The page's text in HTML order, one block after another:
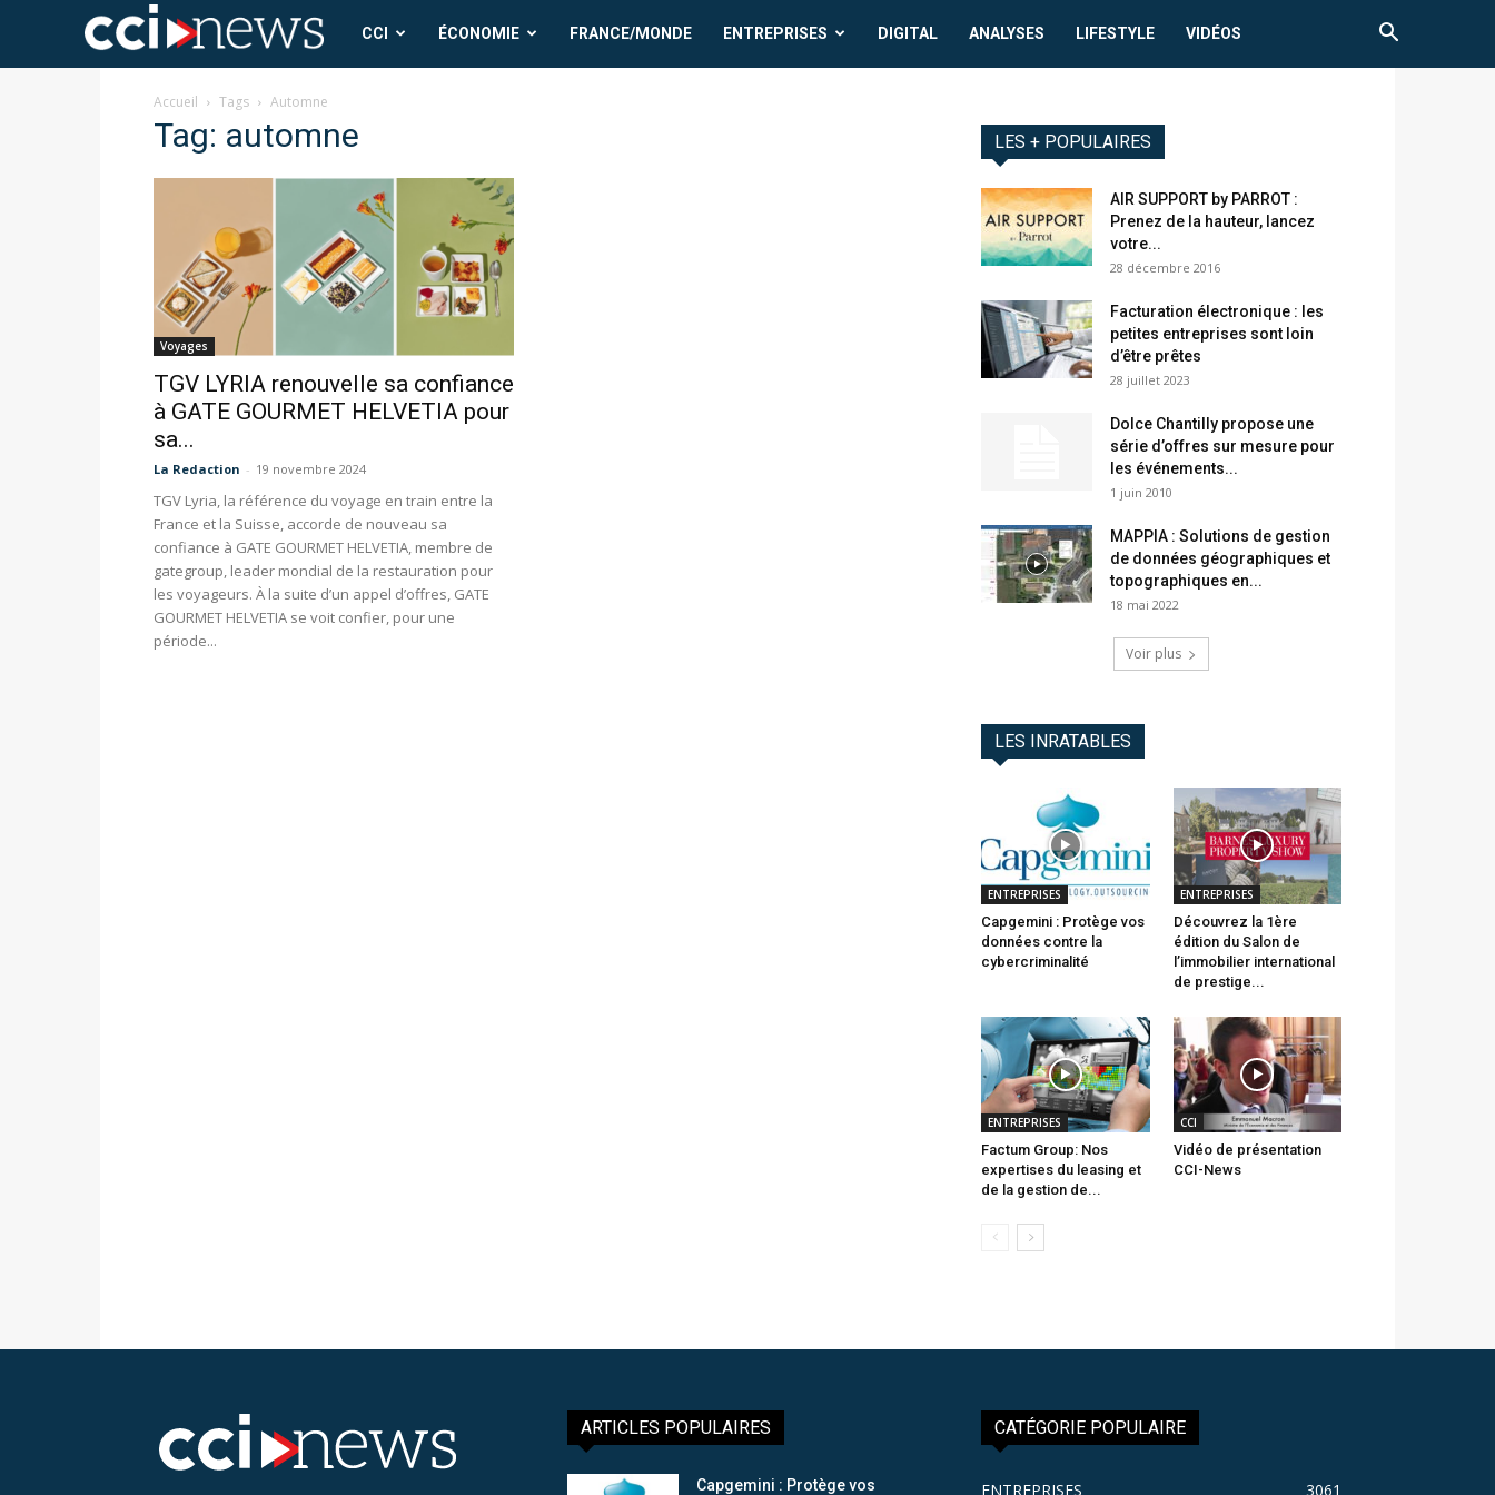
CCICCI ÉCONOMIE FRANCE/MONDE ENTREPRISES DIGITAL ANALYSES LIFESTYLE VIDÉOS
Accueil Tags Automne
Tag: automne
Voyages
TGV LYRIA renouvelle sa confiance
à GATE GOURMET HELVETIA pour
sa...
La Redaction - 19 novembre 2024
TGV Lyria, la référence du voyage en train entre la
France et la Suisse, accorde de nouveau sa
confiance à GATE GOURMET HELVETIA, membre de
gategroup, leader mondial de la restauration pour
les voyageurs. À la suite d’un appel d’offres, GATE
GOURMET HELVETIA se voit confier, pour une
période...
LES + POPULAIRES
AIR SUPPORT by PARROT :
Prenez de la hauteur, lancez
votre...
28 décembre 2016
Facturation électronique : les
petites entreprises sont loin
d’être prêtes
28 juillet 2023
Dolce Chantilly propose une
série d’offres sur mesure pour
les événements...
1 juin 2010
MAPPIA : Solutions de gestion
de données géographiques et
topographiques en...
18 mai 2022
Voir plus
LES INRATABLES
ENTREPRISES
Capgemini : Protège vos
données contre la
cybercriminalité
ENTREPRISES
Découvrez la 1ère
édition du Salon de
l’immobilier international
de prestige...
ENTREPRISES
Factum Group: Nos
expertises du leasing et
de la gestion de...
CCI
Vidéo de présentation
CCI-News
ARTICLES POPULAIRES
Capgemini : Protège vos
CATÉGORIE POPULAIRE
ENTREPRISES 3061